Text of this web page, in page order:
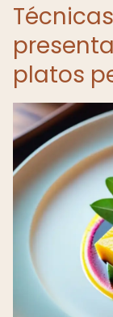
platos